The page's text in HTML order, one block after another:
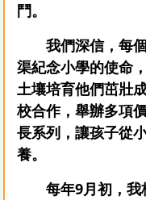
鬥。
我們深信，每
渠紀念小學的使命
土壤培育他們茁壯
校合作，舉辦多項
長系列，讓孩子從
養。
每年9月初，